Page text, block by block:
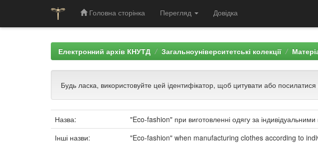
Головна сторінка Перегляд Довідка
Електронний архів КНУТД Загальноуніверситетські колекції
Будь ласка, використовуйте цей ідентифікатор, щоб цитувати або
Назва:
"Eco-fashion" при виготовленні одягу за
Інші назви:
"Eco-fashion" when manufacturing clothes according to